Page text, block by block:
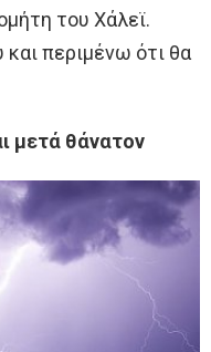
του Χάλεϊ.
περιμένω ότι θα
μετά θάνατον